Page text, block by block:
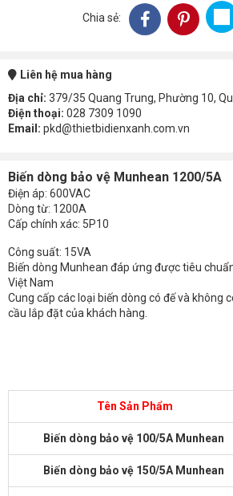
Chia sẻ:
Liên hệ mua hàng
Địa chỉ: 379/35 Quang Trung, Phường 10,
Điện thoại: 028 7309 1090
Email: pkd@thietbidienxanh.com.vn
Biến dòng bảo vệ Munhean 1200/5A
Điện áp: 600VAC
Dòng từ: 1200A
Cấp chính xác: 5P10
Công suất: 15VA
Biến dòng Munhean đáp ứng được tiêu
Việt Nam
Cung cấp các loại biến dòng có đế và không
cầu lắp đặt của khách hàng.
Tên Sản Phẩm
Biến dòng bảo vệ 100/5A Munhean
Biến dòng bảo vệ 150/5A Munhean